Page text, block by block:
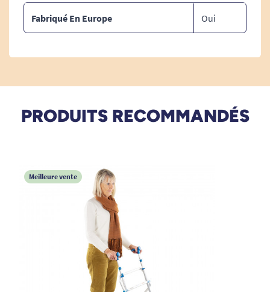
Fabriqué En Europe Oui
PRODUITS RECOMMANDÉS
Meilleure vente